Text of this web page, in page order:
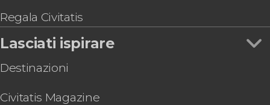
Regala Civitatis
Lasciati ispirare
Destinazioni
Civitatis Magazine